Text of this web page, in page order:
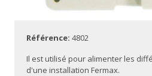
Référence: 4802
Il est utilisé pour alimenter les
d'une installation Fermax.